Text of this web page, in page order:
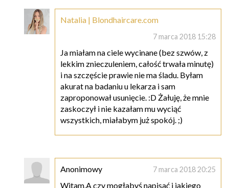
Natalia | Blondhaircare.com
7 marca 2018 15:28
Ja miałam na ciele wycinane (bez szwów, z
lekkim znieczuleniem, całość trwała minutę)
i na szczęście prawie nie ma śladu. Byłam
akurat na badaniu u lekarza i sam
zaproponował usunięcie. :D Żałuję, że mnie
zaskoczył i nie kazałam mu wyciąć
wszystkich, miałabym już spokój. ;)
Anonimowy 7 marca 2018 20:25
Witam.A czy mogłabyś napisać i jakiego